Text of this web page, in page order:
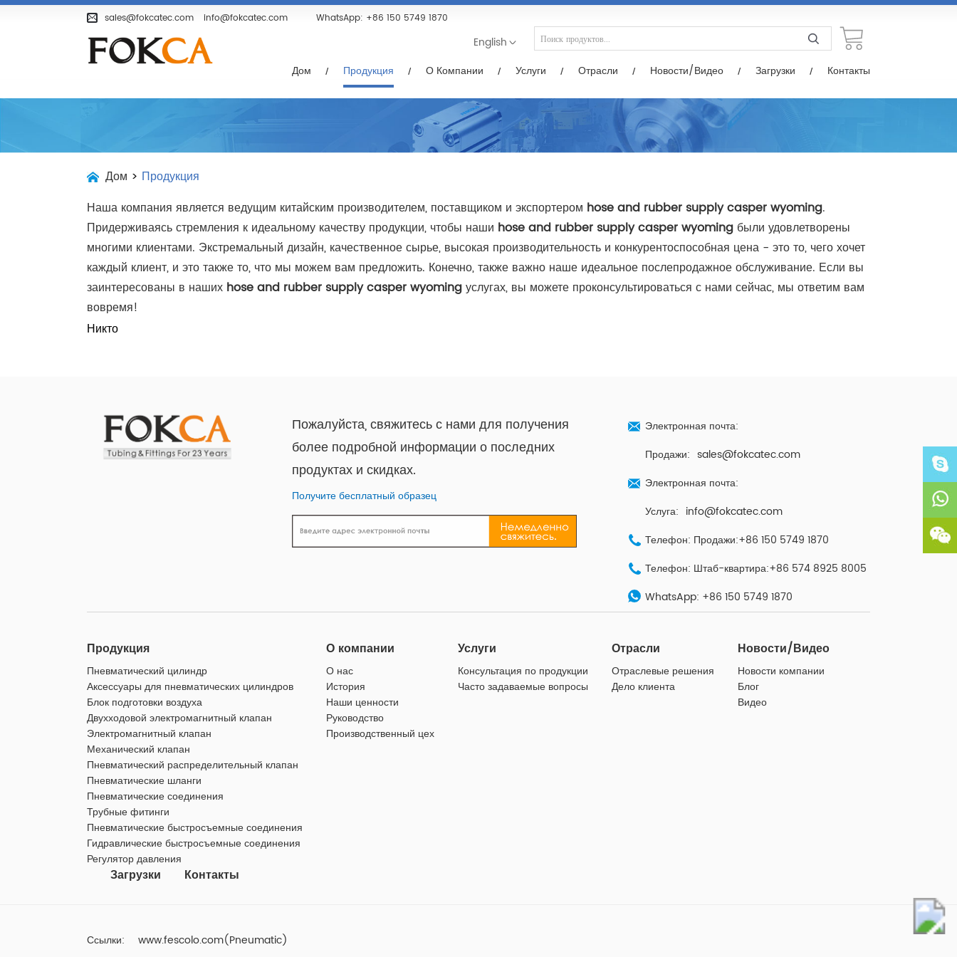
sales@fokcatec.com info@fokcatec.com WhatsApp: +86 150 5749 1870
English
Дом Продукция О Компании Услуги Отрасли Новости/Видео Загрузки Контакты
Дом Продукция Услуги Отрасли
Дом > Продукция
Наша компания является ведущим китайским производителем, поставщиком и экспортером hose and rubber supply casper wyoming.
Придерживаясь стремления к идеальному качеству продукции, чтобы наши hose and rubber supply casper wyoming были удовлетворены
многими клиентами. Экстремальный дизайн, качественное сырье, высокая производительность и конкурентоспособная цена - это то, чего хочет
каждый клиент, и это также то, что мы можем вам предложить. Конечно, также важно наше идеальное послепродажное обслуживание. Если вы
заинтересованы в наших hose and rubber supply casper wyoming услугах, вы можете проконсультироваться с нами сейчас, мы ответим вам
вовремя!
Никто
Пожалуйста, свяжитесь с нами для получения
более подробной информации о последних
продуктах и ​​скидках.
Получите бесплатный образец
Электронная почта:
Продажи: sales@fokcatec.com
Электронная почта:
Услуга: info@fokcatec.com
Телефон: Продажи:+86 150 5749 1870
Телефон: Штаб-квартира:+86 574 8925 8005
WhatsApp: +86 150 5749 1870
Продукция
Пневматический цилиндр
Аксессуары для пневматических цилиндров
Блок подготовки воздуха
Двухходовой электромагнитный клапан
Электромагнитный клапан
Механический клапан
Пневматический распределительный клапан
Пневматические шланги
Пневматические соединения
Трубные фитинги
Пневматические быстросъемные соединения
Гидравлические быстросъемные соединения
Регулятор давления
О компании
О нас
История
Наши ценности
Руководство
Производственный цех
Услуги
Консультация по продукции
Часто задаваемые вопросы
Отрасли
Отраслевые решения
Дело клиента
Новости/Видео
Новости компании
Блог
Видео
Загрузки Контакты
Ссылки: www.fescolo.com(Pneumatic)